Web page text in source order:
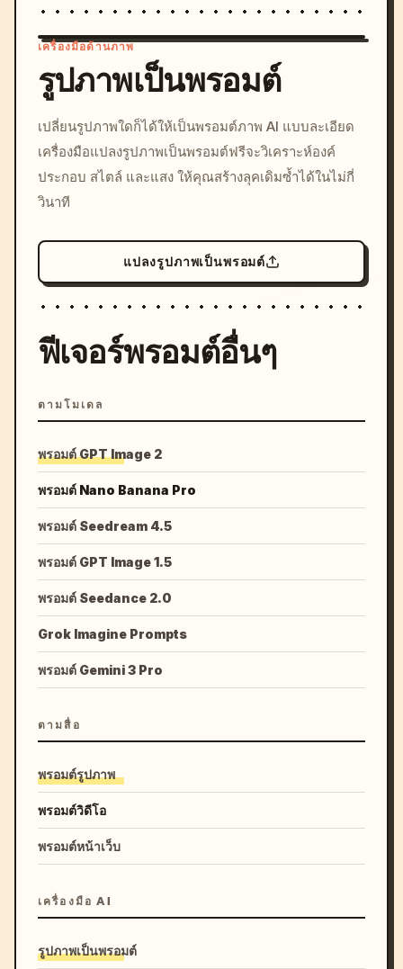
c, cyberpunk sunset, neon
colors, 8k --v 6.0
เครื่องมือด้านภาพ
รูปภาพเป็นพรอมต์
เปลี่ยนรูปภาพใดก็ได้ให้เป็นพรอมต์ภาพ AI แบบละเอียด
เครื่องมือแปลงรูปภาพเป็นพรอมต์ฟรีจะวิเคราะห์องค์
ประกอบ สไตล์ และแสง ให้คุณสร้างลุคเดิมซ้ำได้ในไม่กี่
วินาที
แปลงรูปภาพเป็นพรอมต์
ฟีเจอร์พรอมต์อื่นๆ
ตามโมเดล
พรอมต์ GPT Image 2
พรอมต์ Nano Banana Pro
พรอมต์ Seedream 4.5
พรอมต์ GPT Image 1.5
พรอมต์ Seedance 2.0
Grok Imagine Prompts
พรอมต์ Gemini 3 Pro
ตามสื่อ
พรอมต์รูปภาพ
พรอมต์วิดีโอ
พรอมต์หน้าเว็บ
เครื่องมือ AI
รูปภาพเป็นพรอมต์